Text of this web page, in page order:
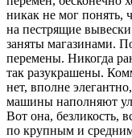
никак не мог понять,
на пестрящие
заняты магазинами.
перемены. Никогда
так разукрашены.
нет, вполне
машины наполняют
Вот она, безликость,
по крупным и